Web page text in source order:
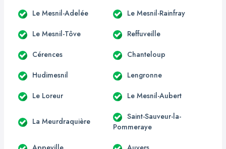
Le Mesnil-Adelée Le Mesnil-Rainfray
Le Mesnil-Tôve Reffuveille
Cérences Chanteloup
Hudimesnil Lengronne
Le Loreur Le Mesnil-Aubert
La Meurdraquière
Saint-Sauveur-la-
Pommeraye